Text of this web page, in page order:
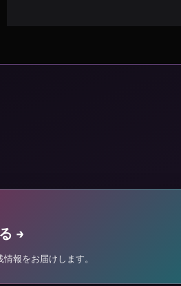
→
報をお届けします。